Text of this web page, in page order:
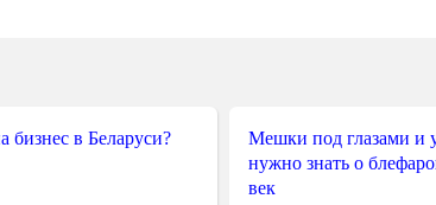
бизнес в Беларуси?
Мешки под глазами и
нужно знать о
век